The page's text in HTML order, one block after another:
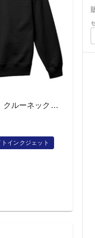
5044-01 10.0オンス クルーネックスウェット
インクジェット